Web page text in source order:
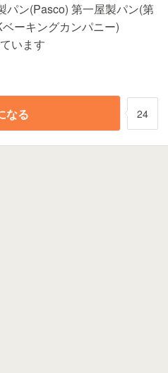
パン(Pasco) 第一屋製パン(第
ーキングカンパニー)
います
なる 24